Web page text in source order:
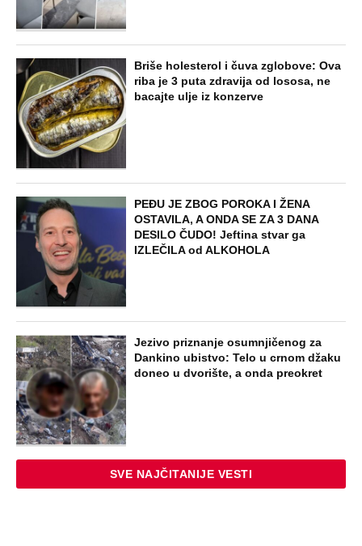
Briše holesterol i čuva zglobove: Ova
riba je 3 puta zdravija od lososa, ne
bacajte ulje iz konzerve
PEĐU JE ZBOG POROKA I ŽENA
OSTAVILA, A ONDA SE ZA 3 DANA
DESILO ČUDO! Jeftina stvar ga
IZLEČILA od ALKOHOLA
Jezivo priznanje osumnjičenog za
Dankino ubistvo: Telo u crnom džaku
doneo u dvorište, a onda preokret
SVE NAJČITANIJE VESTI